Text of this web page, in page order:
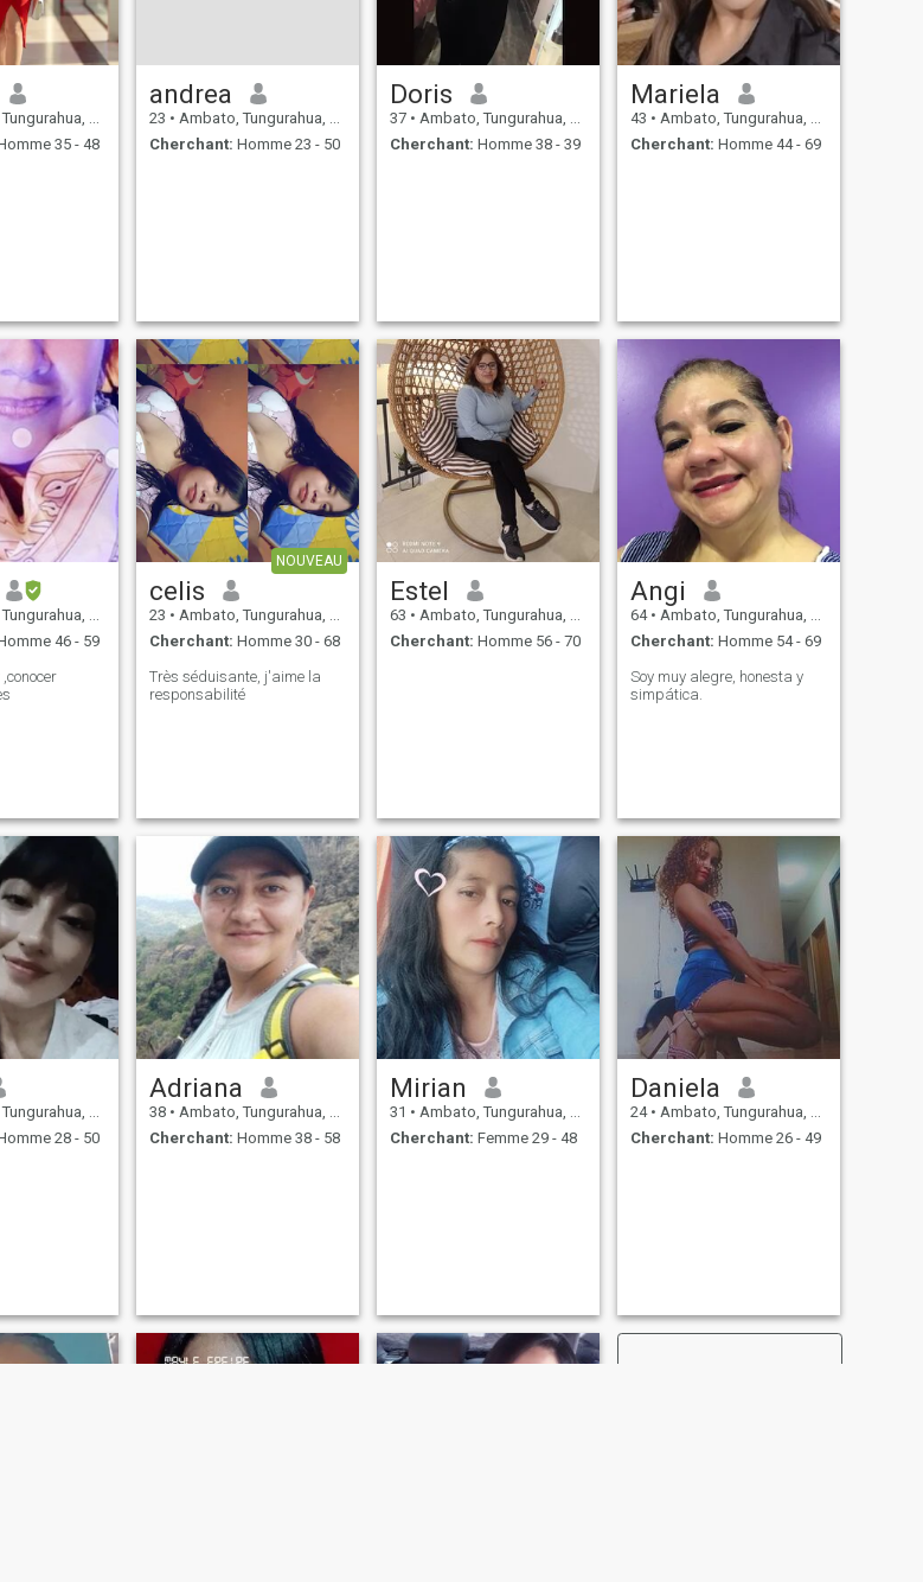
Equateur
35 - 48
andrea
23 • Ambato, Tungurahua, Equateur
Cherchant: Homme 23 - 50
Doris
37 • Ambato, Tungurahua, Equateur
Cherchant: Homme 38 - 39
Mariela
43 • Ambato, Tungurahua, Equateur
Cherchant: Homme 44 - 69
Equateur
46 - 59
NOUVEAU
celis
23 • Ambato, Tungurahua, Equateur
Cherchant: Homme 30 - 68
Très séduisante, j'aime la
responsabilité
Estel
63 • Ambato, Tungurahua, Equateur
Cherchant: Homme 56 - 70
Angi
64 • Ambato, Tungurahua, Equateur
Cherchant: Homme 54 - 69
Soy muy alegre, honesta y
simpática.
Equateur
28 - 50
Adriana
38 • Ambato, Tungurahua, Equateur
Cherchant: Homme 38 - 58
Mirian
31 • Ambato, Tungurahua, Equateur
Cherchant: Femme 29 - 48
Daniela
24 • Ambato, Tungurahua, Equateur
Cherchant: Homme 26 - 49